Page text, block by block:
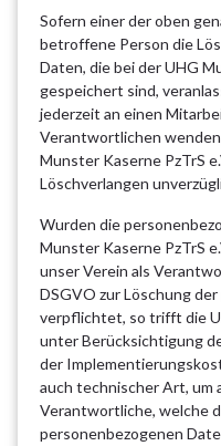
Sofern einer der oben
betroffene Person die
Daten, die bei der UHG
gespeichert sind,
jederzeit an einen
Verantwortlichen
Munster Kaserne PzTrS
Löschverlangen
Wurden die
Munster Kaserne PzTrS
unser Verein als
DSGVO zur Löschung
verpflichtet, so trifft die
unter Berücksichtigung
der
auch technischer Art, um
Verantwortliche, welche
personenbezogenen